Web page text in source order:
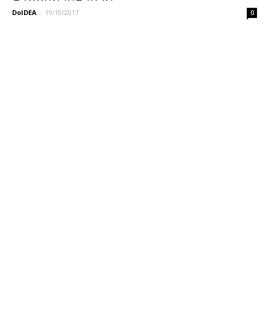
DoIDEA - 19/10/2017 0